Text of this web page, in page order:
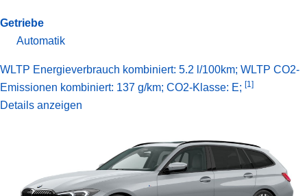
Getriebe
Automatik
WLTP Energieverbrauch kombiniert: 5.2 l/100km; WLTP CO2-
Emissionen kombiniert: 137 g/km; CO2-Klasse: E; [1]
Details anzeigen